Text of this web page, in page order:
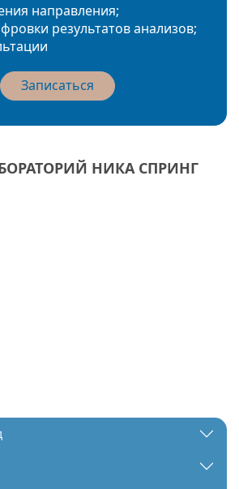
направления;
результатов анализов;
Записаться
НИКА СПРИНГ